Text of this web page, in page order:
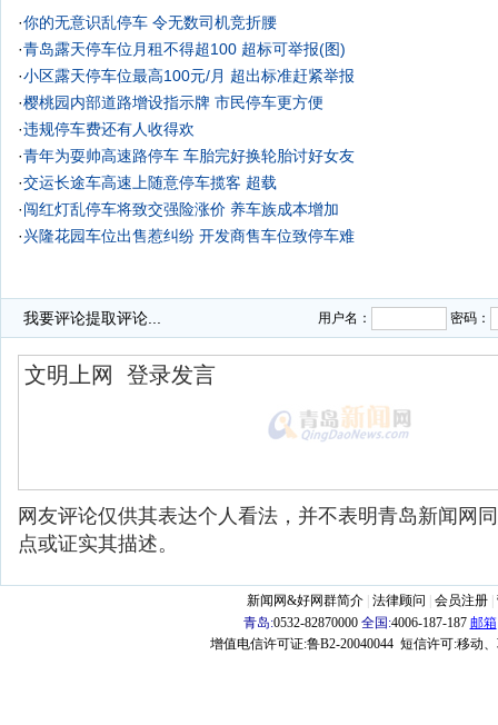
·你的无意识乱停车 令无数司机竞折腰
·青岛露天停车位月租不得超100 超标可举报(图)
·小区露天停车位最高100元/月 超出标准赶紧举报
·樱桃园内部道路增设指示牌 市民停车更方便
·违规停车费还有人收得欢
·青年为耍帅高速路停车 车胎完好换轮胎讨好女友
·交运长途车高速上随意停车揽客 超载
·闯红灯乱停车将致交强险涨价 养车族成本增加
·兴隆花园车位出售惹纠纷 开发商售车位致停车难
我要评论提取评论... 用户名： 密码：
网友评论仅供其表达个人看法，并不表明青岛新闻网
点或证实其描述。